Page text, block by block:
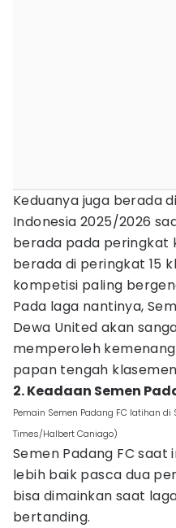
Keduanya juga berada
Indonesia 2025/2026
berada pada peringkat
berada di peringkat 15
kompetisi paling
Pada laga nantinya,
Dewa United akan
memperoleh
papan tengah
2. Keadaan Semen
Pemain Semen Padang FC latihan di
Times/Halbert Caniago)
Semen Padang FC
lebih baik pasca dua
bisa dimainkan saat
bertanding.